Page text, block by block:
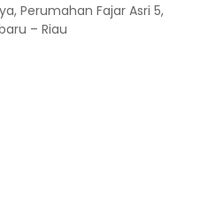
Perumahan Fajar Asri 5,
– Riau